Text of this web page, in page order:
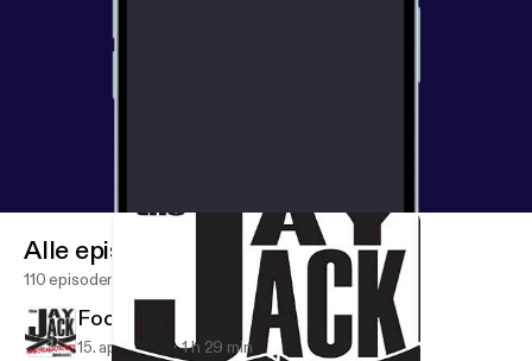
Alle episoder
110 episoder
Focus On What You Can Affect
15. apr. 2020 1 h 29 min